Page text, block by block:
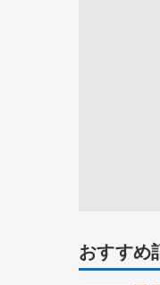
おすすめ